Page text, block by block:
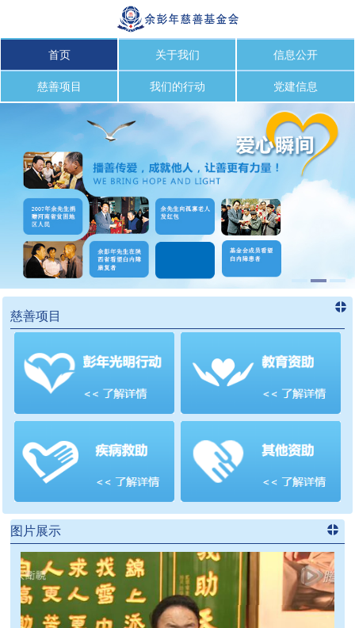
首页 关于我们 信息公开
慈善项目 我们的行动 党建信息
慈善项目
进入慈
>>
图片展示
建信息